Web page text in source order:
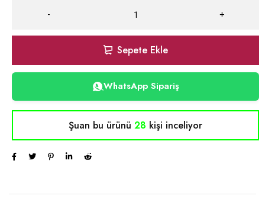
Sepete Ekle
WhatsApp Sipariş
Şuan bu ürünü 28 kişi inceliyor